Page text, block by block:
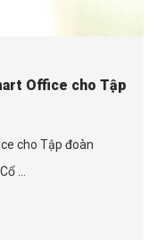
Office cho Tập
cho Tập đoàn
...